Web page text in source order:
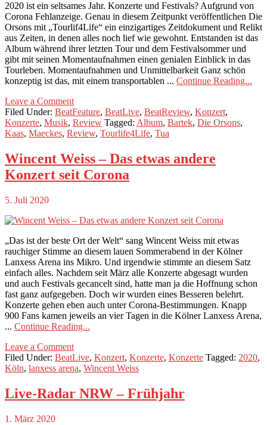
2020 ist ein seltsames Jahr. Konzerte und Festivals? Aufgrund von
Corona Fehlanzeige. Genau in diesem Zeitpunkt veröffentlichen Die
Orsons mit „Tourlif4Life“ ein einzigartiges Zeitdokument und Relikt
aus Zeiten, in denen alles noch lief wie gewohnt. Entstanden ist das
Album während ihrer letzten Tour und dem Festivalsommer und
gibt mit seinen Momentaufnahmen einen genialen Einblick in das
Tourleben. Momentaufnahmen und Unmittelbarkeit Ganz schön
konzeptig ist das, mit einem transportablen ... Continue Reading...
Leave a Comment
Filed Under: BeatFeature, BeatLive, BeatReview, Konzert,
Konzerte, Musik, Review Tagged: Album, Bartek, Die Orsons,
Kaas, Maeckes, Review, Tourlife4Life, Tua
Wincent Weiss – Das etwas andere
Konzert seit Corona
5. Juli 2020
„Das ist der beste Ort der Welt“ sang Wincent Weiss mit etwas
rauchiger Stimme an diesem lauen Sommerabend in der Kölner
Lanxess Arena ins Mikro. Und irgendwie stimmte an diesem Satz
einfach alles. Nachdem seit März alle Konzerte abgesagt wurden
und auch Festivals gecancelt sind, hatte man ja die Hoffnung schon
fast ganz aufgegeben. Doch wir wurden eines Besseren belehrt.
Konzerte gehen eben auch unter Corona-Bestimmungen. Knapp
900 Fans kamen jeweils an vier Tagen in die Kölner Lanxess Arena,
... Continue Reading...
Leave a Comment
Filed Under: BeatLive, Konzert, Konzerte, Konzerte Tagged: 2020,
Köln, lanxess arena, Wincent Weiss
Live-Radar NRW – Frühjahr
1. März 2020